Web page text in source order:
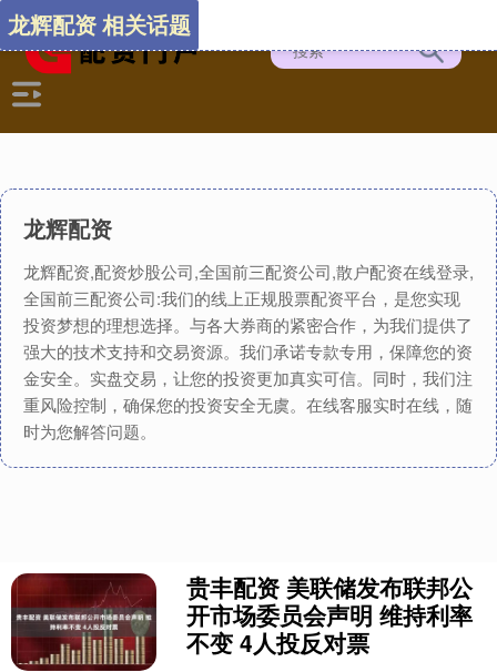
龙辉配资
龙辉配资,配资炒股公司,全国前三配资公司,散户配资在线登录,
全国前三配资公司:我们的线上正规股票配资平台，是您实现
投资梦想的理想选择。与各大券商的紧密合作，为我们提供了
强大的技术支持和交易资源。我们承诺专款专用，保障您的资
金安全。实盘交易，让您的投资更加真实可信。同时，我们注
重风险控制，确保您的投资安全无虞。在线客服实时在线，随
时为您解答问题。
龙辉配资 相关话题
贵丰配资 美联储发布联邦公
开市场委员会声明 维持利率
不变 4人投反对票